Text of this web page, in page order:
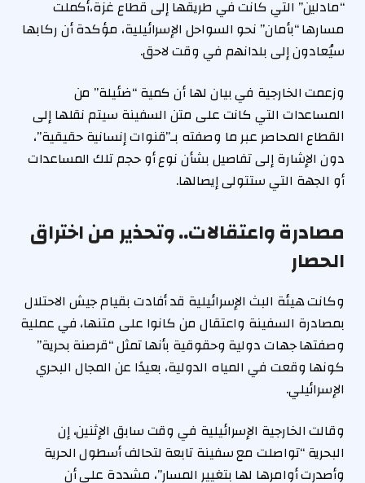
“مادلين” التي كانت في طريقها إلى قطاع غزة،أكملت
مسارها “بأمان” نحو السواحل الإسرائيلية، مؤكدة أن ركابها
سيُعادون إلى بلدانهم في وقت لاحق.
وزعمت الخارجية في بيان لها أن كمية “ضئيلة” من
المساعدات التي كانت على متن السفينة سيتم نقلها إلى
القطاع المحاصر عبر ما وصفته بـ”قنوات إنسانية حقيقية”،
دون الإشارة إلى تفاصيل بشأن نوع أو حجم تلك المساعدات
أو الجهة التي ستتولى إيصالها.
مصادرة واعتقالات.. وتحذير من اختراق
الحصار
وكانت هيئة البث الإسرائيلية قد أفادت بقيام جيش الاحتلال
بمصادرة السفينة واعتقال من كانوا على متنها، في عملية
وصفتها جهات دولية وحقوقية بأنها تمثل “قرصنة بحرية”
كونها وقعت في المياه الدولية، بعيدًا عن المجال البحري
الإسرائيلي.
وقالت الخارجية الإسرائيلية في وقت سابق الإثنين، إن
البحرية “تواصلت مع سفينة تابعة لتحالف أسطول الحرية
وأصدرت أوامرها لها بتغيير المسار”، مشددة على أن